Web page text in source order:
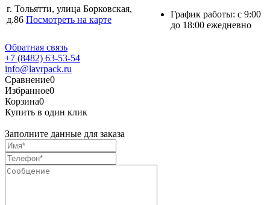
г. Тольятти, улица Борковская,
д.86 Посмотреть на карте
График работы: с 9:00
до 18:00 ежедневно
Обратная связь
+7 (8482) 63-53-54
info@lavrpack.ru
Сравнение0
Избранное0
Корзина0
Купить в один клик
Заполните данные для заказа